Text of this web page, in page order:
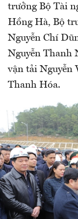
trưởng Bộ Tài
Hồng Hà, Bộ
Nguyễn Chí
Nguyễn Thanh
vận tải Nguyễn
Thanh Hóa.